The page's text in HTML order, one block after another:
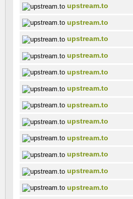
upstream.to
upstream.to
upstream.to
upstream.to
upstream.to
upstream.to
upstream.to
upstream.to
upstream.to
upstream.to
upstream.to
upstream.to